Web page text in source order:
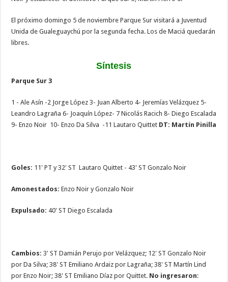
El próximo domingo 5 de noviembre Parque Sur visitará a Juventud
Unida de Gualeguaychú por la segunda fecha. Los de Maciá quedarán
libres.
Síntesis
Parque Sur 3
1 - Ale Asín -2 Jorge López 3- Juan Alberto 4- Jeremías Velázquez 5-
Leandro Lagraña 6- Joaquín López- 7 Nicolás Racich 8- Diego Escalada
9- Enzo Noir 10- Enzo Da Silva -11 Lautaro Quittet DT: Martín Pinilla
Goles: 11' PT y 32' ST Lautaro Quittet - 43' ST Gonzalo Noir
Amonestados: Enzo Noir y Gonzalo Noir
Expulsado: 40' ST Diego Escalada
Cambios: 3' ST Damián Perujo por Velázquez; 12' ST Gonzalo Noir
por Da Silva; 38' ST Emiliano Ardaiz por Lagraña; 38' ST Martín Lind
por Enzo Noir; 38' ST Emiliano Díaz por Quittet. No ingresaron: